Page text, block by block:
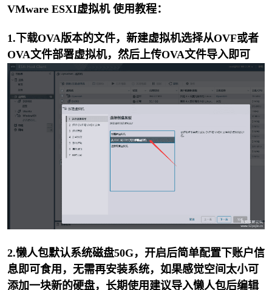
VMware ESXI虚拟机 使用教程：
1.下载OVA版本的文件，新建虚拟机选择从OVF或者
OVA文件部署虚拟机，然后上传OVA文件导入即可
2.懒人包默认系统磁盘50G，开启后简单配置下账户信
息即可食用，无需再安装系统，如果感觉空间太小可
添加一块新的硬盘，长期使用建议导入懒人包后编辑